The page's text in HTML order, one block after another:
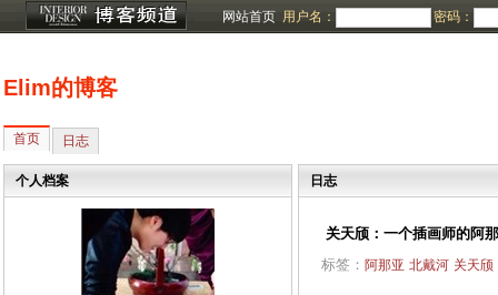
网站首页 用户名： 密码：
Elim的博客
首页 日志
个人档案 日志
关天颀：一个插画师的阿
标签： 阿那亚 北戴河 关天颀